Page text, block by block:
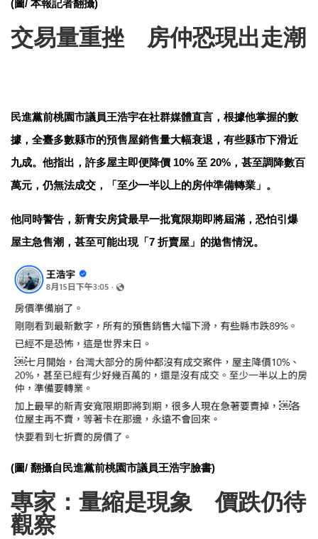
(圖/ 本報記者翻攝)
交易量重挫 房仲恐現出走潮
民進黨前桃園市議員王浩宇在社群媒體直言，根據他掌握的數
據，全臺多數縣市的預售屋銷售量大幅衰退，有些縣市下滑近
九成。他指出，許多屋主即便降價 10% 至 20%，甚至調降數百
萬元，仍無法成交，「至少一半以上的房仲準備轉業」。
他同時警告，新青安房貸最早一批寬限期即將屆滿，恐怕引爆
屋主急售潮，甚至可能出現「7 折賣屋」的拋售情況。
(圖/ 翻攝自民進黨前桃園市議員王浩宇臉書)
專家：量縮是現象 價跌仍待
觀察